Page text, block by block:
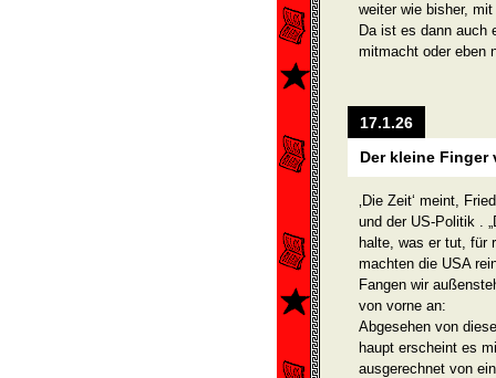
weiter wie bisher,
Da ist es dann auch
mitmacht oder eben
17.1.26
Der kleine Finger
‚Die Zeit‘ meint,
und der US-Politik .
halte, was er tut, für
machten die USA
Fangen wir
von vorne an:
Abgesehen von
haupt erscheint es
ausgerechnet von